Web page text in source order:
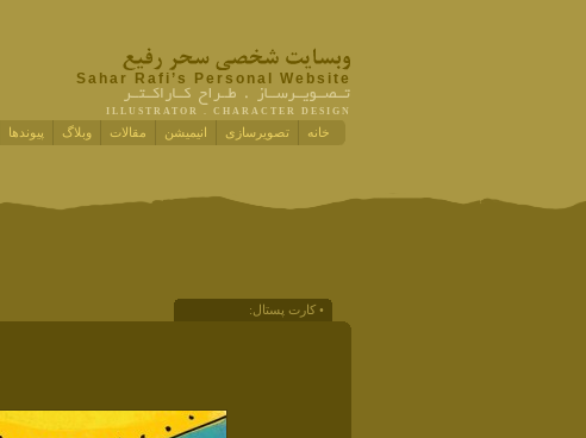
Sahar Rafi’s Personal Website
ILLUSTRATOR . CHARACTER DESIGN
خانه تصویرسازی انیمیشن مقالات وبلاگ پیوندها
• کارت پستال: